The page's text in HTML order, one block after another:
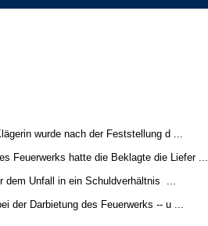
wurde nach der Feststellung d ...
Feuerwerks hatte die Beklagte die Liefer ...
dem Unfall in ein Schuldverhältnis ...
der Darbietung des Feuerwerks -- u ...